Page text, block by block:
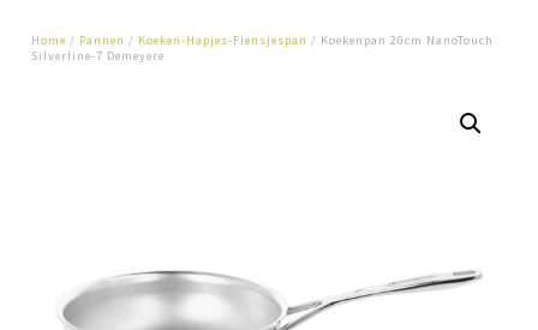
Home / Pannen / Koeken-Hapjes-Flensjespan / Koekenpan 20cm NanoTouch
Silverline-7 Demeyere